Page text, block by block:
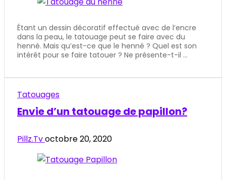
Étant un dessin décoratif effectué avec de l’encre
dans la peau, le tatouage peut se faire avec du
henné. Mais qu’est-ce que le henné ? Quel est son
intérêt pour se faire tatouer ? Ne présente-t-il ...
Tatouages
Envie d’un tatouage de papillon?
Pillz.Tvoctobre 20, 2020